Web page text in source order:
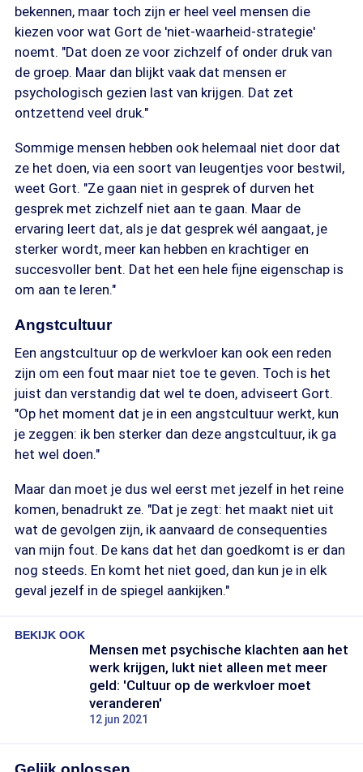
bekennen, maar toch zijn er heel veel mensen die
kiezen voor wat Gort de 'niet-waarheid-strategie'
noemt. "Dat doen ze voor zichzelf of onder druk van
de groep. Maar dan blijkt vaak dat mensen er
psychologisch gezien last van krijgen. Dat zet
ontzettend veel druk."
Sommige mensen hebben ook helemaal niet door dat
ze het doen, via een soort van leugentjes voor bestwil,
weet Gort. "Ze gaan niet in gesprek of durven het
gesprek met zichzelf niet aan te gaan. Maar de
ervaring leert dat, als je dat gesprek wél aangaat, je
sterker wordt, meer kan hebben en krachtiger en
succesvoller bent. Dat het een hele fijne eigenschap is
om aan te leren."
Angstcultuur
Een angstcultuur op de werkvloer kan ook een reden
zijn om een fout maar niet toe te geven. Toch is het
juist dan verstandig dat wel te doen, adviseert Gort.
"Op het moment dat je in een angstcultuur werkt, kun
je zeggen: ik ben sterker dan deze angstcultuur, ik ga
het wel doen."
Maar dan moet je dus wel eerst met jezelf in het reine
komen, benadrukt ze. "Dat je zegt: het maakt niet uit
wat de gevolgen zijn, ik aanvaard de consequenties
van mijn fout. De kans dat het dan goedkomt is er dan
nog steeds. En komt het niet goed, dan kun je in elk
geval jezelf in de spiegel aankijken."
BEKIJK OOK
Mensen met psychische klachten aan het
werk krijgen, lukt niet alleen met meer
geld: 'Cultuur op de werkvloer moet
veranderen'
12 jun 2021